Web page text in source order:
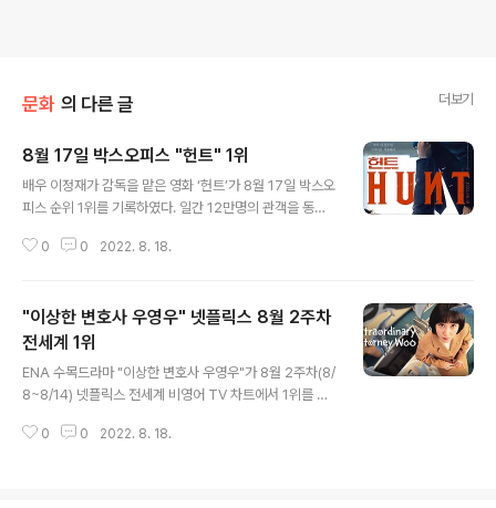
문화 의 다른 글 더보기
8월 17일 박스오피스 "헌트" 1위
배우 이정재가 감독을 맡은 영화 ‘헌트’가 8월 17일 박스오
피스 순위 1위를 기록하였다. 일간 12만명의 관객을 동원
억원을 돌파하였다. ‘헌트’는 이정재의 감독 데뷔작으로 19
재, 정우성, 전혜진 주연이다. 한편 영화 '한산:용의 출현'은
관객 손익분기점 600만명을 돌파하고 700만 명을 향해
달리는 중이다. ‘범죄도시(1269만 명)’, ‘탑건:매버릭’(75
2만 명), ‘닥터 스트레인지:대혼돈의 멀티버스’(588만 명)
에 이어 올해 4번 째로 관객 500만명을 돌파하였다.
0 0 2022. 8. 18.
"이상한 변호사 우영우" 넷플릭스 8월 2주차
전세계 1위
ENA 수목드라마 "이상한 변호사 우영우"가 8월 2주차(8/
8~8/14) 넷플릭스 전세계 비영어 TV 차트에서 1위를 기
ALBA:시즌1에 잠시 1위를 내어준 뒤, 3주 연속 다시 1위
0 0 2022. 8. 18.